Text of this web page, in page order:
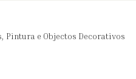
Pintura e Objectos Decorativos